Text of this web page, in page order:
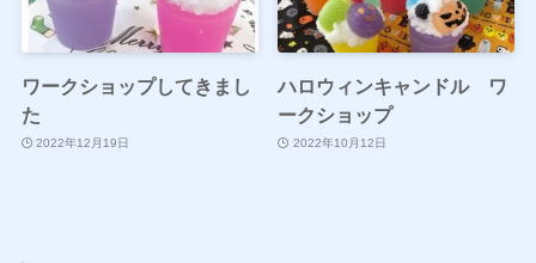
ワークショップしてきまし
た
2022年12月19日
ハロウィンキャンドル ワ
ークショップ
2022年10月12日